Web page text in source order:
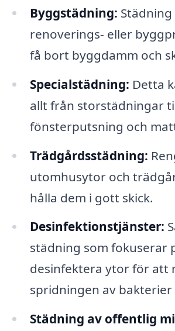
Byggstädning:
renoverings- eller
få bort byggdamm och
Specialstädning: Detta
allt från storstädningar
fönsterputsning och
Trädgårdsstädning:
utomhusytor och
hålla dem i gott skick.
Desinfektionstjänster:
städning som fokuserar
desinfektera ytor för att
spridningen av bakterier
Städning av offentlig